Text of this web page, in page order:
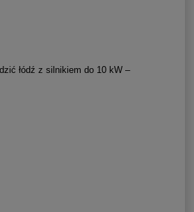
łódź z silnikiem do 10 kW –